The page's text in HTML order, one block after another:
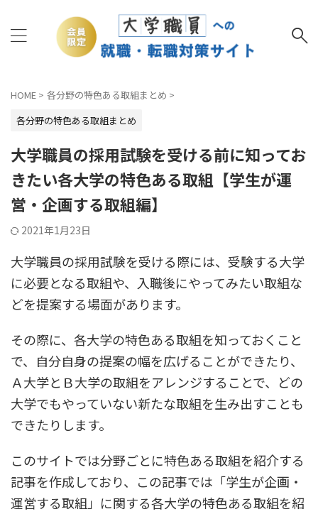
HOME > 各分野の特色ある取組まとめ >
各分野の特色ある取組まとめ
大学職員の採用試験を受ける前に知ってお
きたい各大学の特色ある取組【学生が運
営・企画する取組編】
2021年1月23日
大学職員の採用試験を受ける際には、受験する大学
に必要となる取組や、入職後にやってみたい取組な
どを提案する場面があります。
その際に、各大学の特色ある取組を知っておくこと
で、自分自身の提案の幅を広げることができたり、
Ａ大学とＢ大学の取組をアレンジすることで、どの
大学でもやっていない新たな取組を生み出すことも
できたりします。
このサイトでは分野ごとに特色ある取組を紹介する
記事を作成しており、この記事では「学生が企画・
運営する取組」に関する各大学の特色ある取組を紹